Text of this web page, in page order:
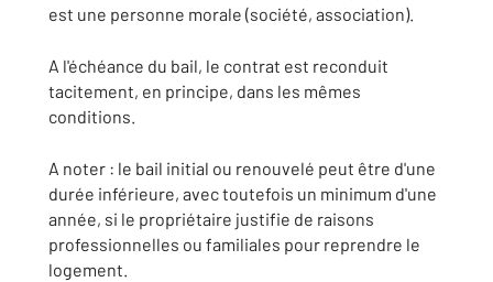
est une personne morale (société, association).
A l'échéance du bail, le contrat est reconduit
tacitement, en principe, dans les mêmes
conditions.
A noter : le bail initial ou renouvelé peut être d'une
durée inférieure, avec toutefois un minimum d'une
année, si le propriétaire justifie de raisons
professionnelles ou familiales pour reprendre le
logement.